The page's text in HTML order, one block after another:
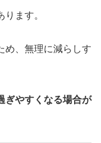
ます。
め、無理に減らしす
ぎやすくなる場合が